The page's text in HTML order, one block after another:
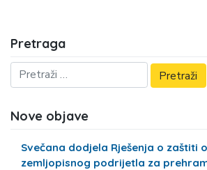
Pretraga
Nove objave
Svečana dodjela Rješenja o zaštiti
zemljopisnog podrijetla za